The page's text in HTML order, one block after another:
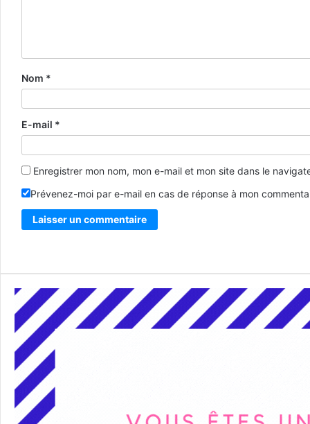
Nom *
E-mail *
Enregistrer mon nom, mon e-mail et mon site dans le
Prévenez-moi par e-mail en cas de réponse à mon